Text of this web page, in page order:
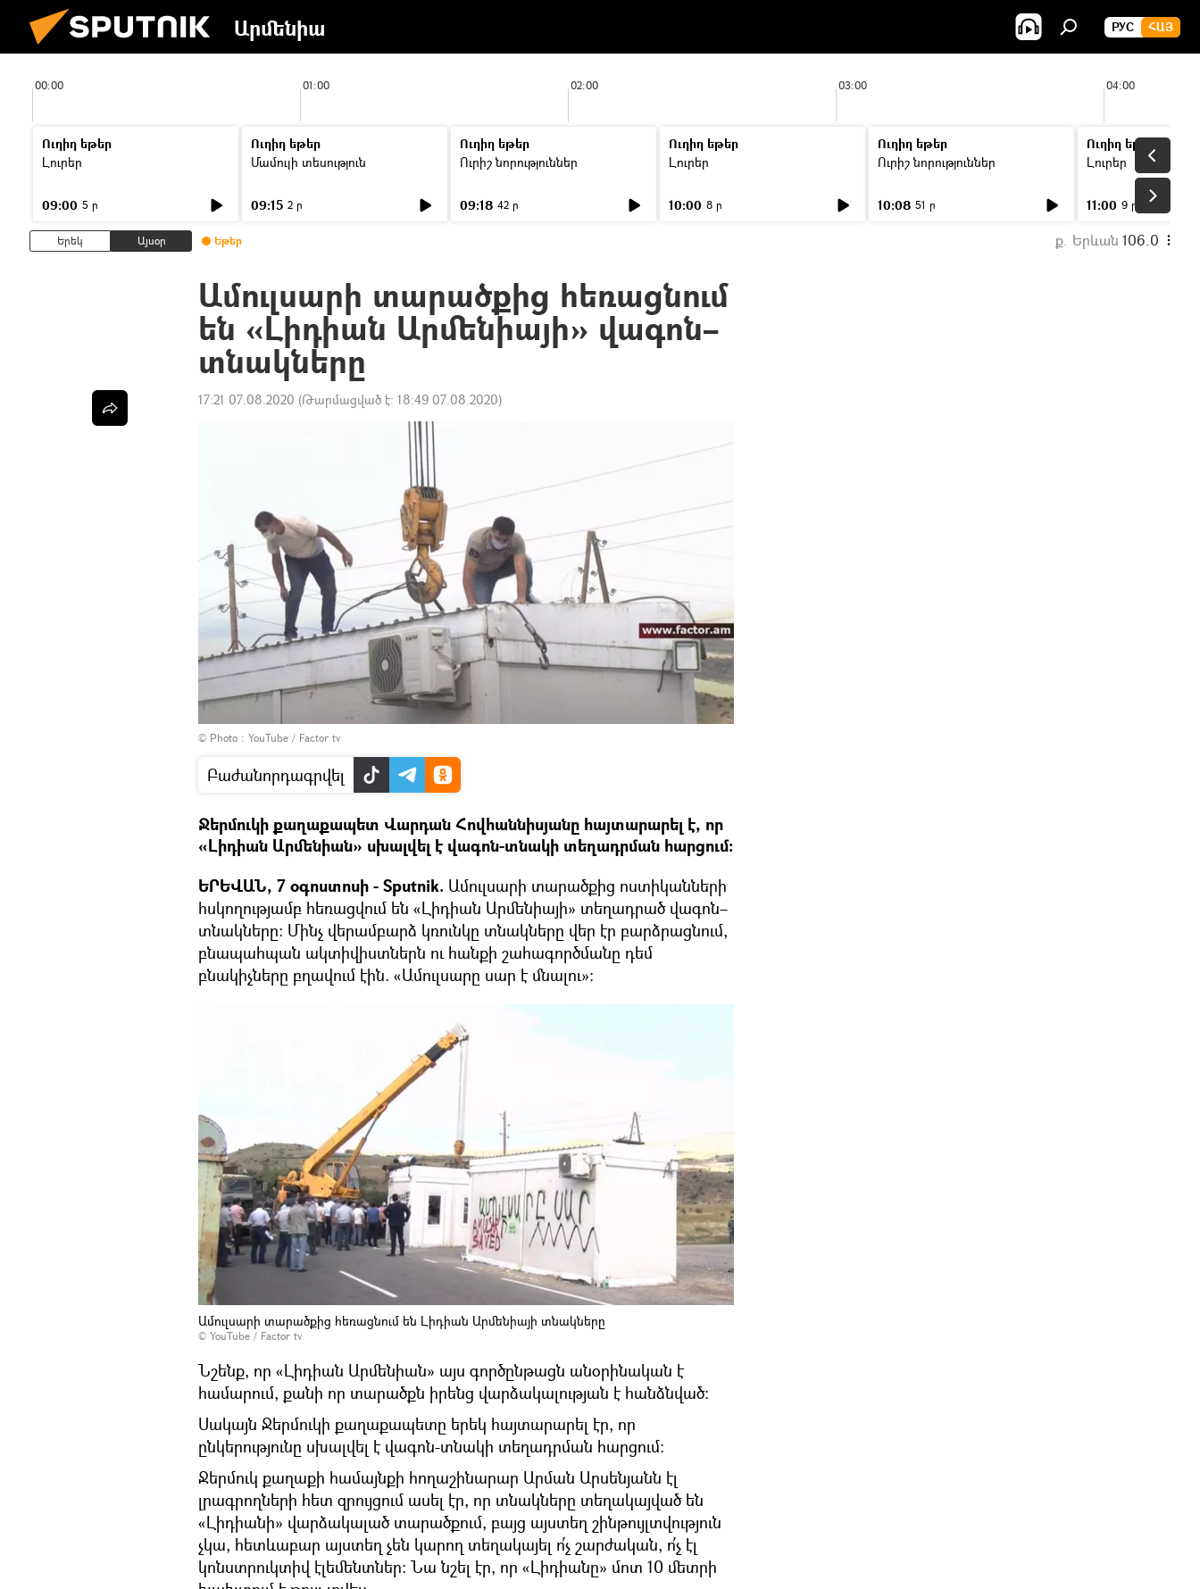
Արմենիա РУС ՀԱՅ
00:00 01:00 02:00 03:00 04:00
Ուղիղ եթեր
Լուրեր
09:00 5 ր
Ուղիղ եթեր
Մամուլի տեսություն
09:15 2 ր
Ուղիղ եթեր
Ուրիշ նորություններ
09:18 42 ր
Ուղիղ եթեր
Լուրեր
10:00 8 ր
Ուղիղ եթեր
Ուրիշ նորություններ
10:08 51 ր
Ուղիղ եթեր
Լուրեր
11:00 9 ր
Երեկ Այսօր Եթեր ք. Երևան 106.0
Ամուլսարի տարածքից հեռացնում
են «Լիդիան Արմենիայի» վագոն–
տնակները
17:21 07.08.2020 (Թարմացված է: 18:49 07.08.2020)
© Photo : YouTube / Factor tv
Բաժանորդագրվել
Ջերմուկի քաղաքապետ Վարդան Հովհաննիսյանը հայտարարել է, որ
«Լիդիան Արմենիան» սխալվել է վագոն-տնակի տեղադրման հարցում։
ԵՐԵՎԱՆ, 7 օգոստոսի - Sputnik. Ամուլսարի տարածքից ոստիկանների
հսկողությամբ հեռացվում են «Լիդիան Արմենիայի» տեղադրած վագոն–
տնակները։ Մինչ վերամբարձ կռունկը տնակները վեր էր բարձրացնում,
բնապահպան ակտիվիստներն ու հանքի շահագործմանը դեմ
բնակիչները բղավում էին. «Ամուլսարը սար է մնալու»։
Ամուլսարի տարածքից հեռացնում են Լիդիան Արմենիայի տնակները
© YouTube / Factor tv
Նշենք, որ «Լիդիան Արմենիան» այս գործընթացն անօրինական է
համարում, քանի որ տարածքն իրենց վարձակալության է հանձնված։
Սակայն Ջերմուկի քաղաքապետը երեկ հայտարարել էր, որ
ընկերությունը սխալվել է վագոն-տնակի տեղադրման հարցում։
Ջերմուկ քաղաքի համայնքի հողաշինարար Արման Արսենյանն էլ
լրագրողների հետ զրույցում ասել էր, որ տնակները տեղակայված են
«Լիդիանի» վարձակալած տարածքում, բայց այստեղ շինթույլտվություն
չկա, հետևաբար այստեղ չեն կարող տեղակայել ո՛չ շարժական, ո՛չ էլ
կոնստրուկտիվ էլեմենտներ։ Նա նշել էր, որ «Լիդիանը» մոտ 10 մետրի